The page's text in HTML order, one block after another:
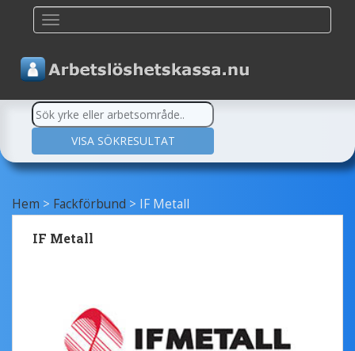
Hem > Fackförbund > IF Metall
IF Metall